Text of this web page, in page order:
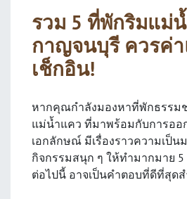
รวม 5 ที่พักริมแม่
กาญจนบุรี ควรค่
เช็กอิน!
หากคุณกำลังมองหาที่พักธรรม
แม่น้ำแคว ที่มาพร้อมกับการออ
เอกลักษณ์ มีเรื่องราวความเป็น
กิจกรรมสนุก ๆ ให้ทำมากมาย
ต่อไปนี้ อาจเป็นคำตอบที่ดีที่สุด